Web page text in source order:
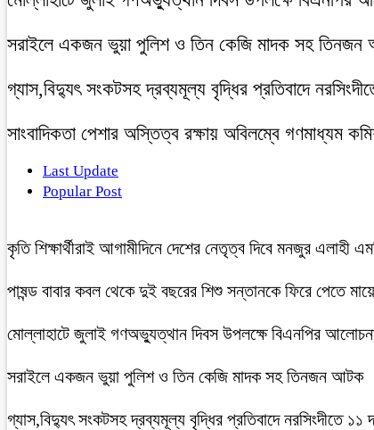
সরাইলে একজন ভুয়া পুলিশ ও তিন কেজি মাদক সহ
গ্যাস,বিদ্যুৎ সংকটসহ দ্রব্যমূল্য বৃদ্ধির প্রতিবাদে
সাংবাদিকতা পেশার অস্তিত্ব রক্ষায় অবিলম্বে গণমাধ্যম
Last Update
Popular Post
কৃতি শিক্ষার্থীরাই আগামীদিনে দেশের নেতৃত্ব দিবে মনজুর এলাহী
পাষন্ড বাবার কবল থেকে দুই বছরের শিশু সন্তানকে ফিরে পেতে
মোল্লাহাটে জুলাই গণঅভ্যুত্থান দিবস উপলক্ষে বিএনপির
সরাইলে একজন ভুয়া পুলিশ ও তিন কেজি মাদক সহ তিনজন আটক
গ্যাস,বিদ্যুৎ সংকটসহ দ্রব্যমূল্য বৃদ্ধির প্রতিবাদে নরসিংদীতে ১১